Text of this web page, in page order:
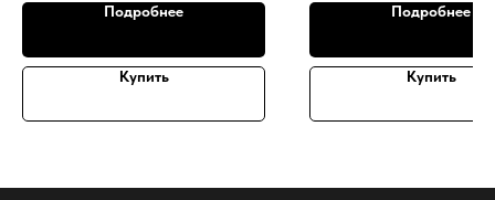
Подробнее
Купить
Подробнее
Купить